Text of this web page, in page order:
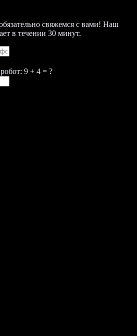
свяжемся с вами! Наш
в течении 30 минут.
9 + 4 = ?